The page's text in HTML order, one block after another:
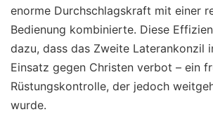
enorme Durchschlagskraft mit einer
Bedienung kombinierte. Diese
dazu, dass das Zweite Laterankonzil
Einsatz gegen Christen verbot – ein
Rüstungskontrolle, der jedoch
wurde.